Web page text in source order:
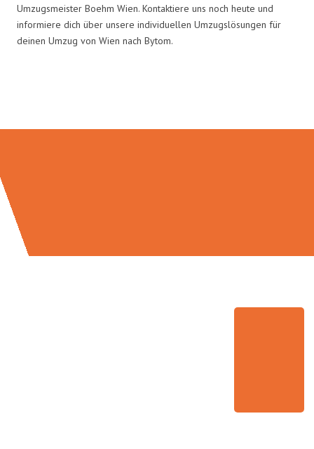
Umzugsmeister Boehm Wien. Kontaktiere uns noch heute und
informiere dich über unsere individuellen Umzugslösungen für
deinen Umzug von Wien nach Bytom.